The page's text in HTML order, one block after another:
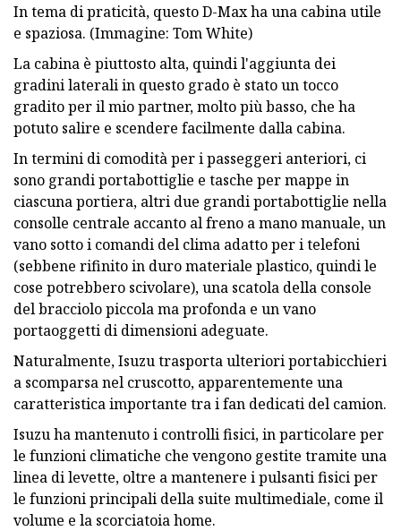
In tema di praticità, questo D-Max ha una cabina utile
e spaziosa. (Immagine: Tom White)
La cabina è piuttosto alta, quindi l'aggiunta dei
gradini laterali in questo grado è stato un tocco
gradito per il mio partner, molto più basso, che ha
potuto salire e scendere facilmente dalla cabina.
In termini di comodità per i passeggeri anteriori, ci
sono grandi portabottiglie e tasche per mappe in
ciascuna portiera, altri due grandi portabottiglie nella
consolle centrale accanto al freno a mano manuale, un
vano sotto i comandi del clima adatto per i telefoni
(sebbene rifinito in duro materiale plastico, quindi le
cose potrebbero scivolare), una scatola della console
del bracciolo piccola ma profonda e un vano
portaoggetti di dimensioni adeguate.
Naturalmente, Isuzu trasporta ulteriori portabicchieri
a scomparsa nel cruscotto, apparentemente una
caratteristica importante tra i fan dedicati del camion.
Isuzu ha mantenuto i controlli fisici, in particolare per
le funzioni climatiche che vengono gestite tramite una
linea di levette, oltre a mantenere i pulsanti fisici per
le funzioni principali della suite multimediale, come il
volume e la scorciatoia home.